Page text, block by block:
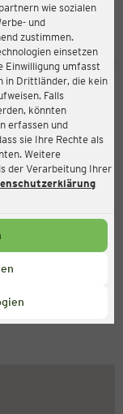
wie sozialen
und
zustimmen.
einsetzen
Einwilligung umfasst
in Drittländer, die kein
Falls
könnten
erfassen und
sie Ihre Rechte als
Weitere
der Verarbeitung Ihrer